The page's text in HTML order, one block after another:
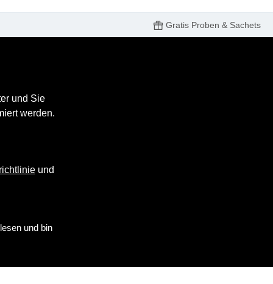
Gratis Proben & Sachets
und Sie
werden.
und
und bin